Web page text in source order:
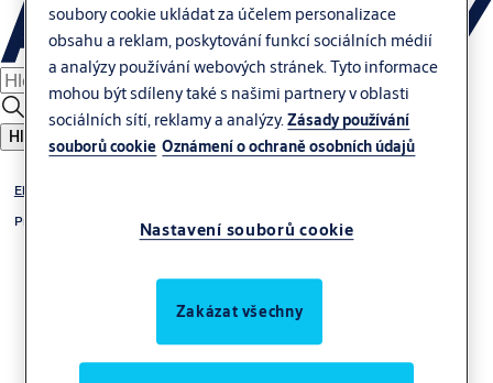
Hledat
Elektrické otvírače
Příslušenství k elektrickým otvíračům
soubory cookie ukládat za účelem personalizace
obsahu a reklam, poskytování funkcí sociálních médií
a analýzy používání webových stránek. Tyto informace
mohou být sdíleny také s našimi partnery v oblasti
sociálních sítí, reklamy a analýzy.Zásady používání
souborů cookie Oznámení o ochraně osobních údajů
Nastavení souborů cookie
Zakázat všechny